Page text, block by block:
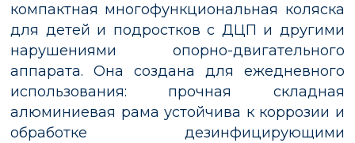
компактная многофункциональная коляска
для детей и подростков с ДЦП и другими
нарушениями опорно-двигательного
аппарата. Она создана для ежедневного
использования: прочная складная
алюминиевая рама устойчива к коррозии и
обработке дезинфицирующими